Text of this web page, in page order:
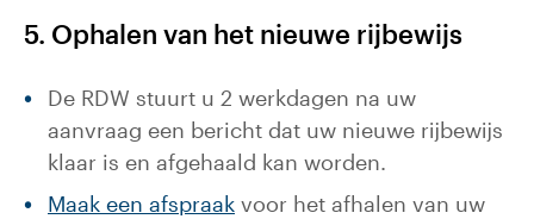
5. Ophalen van het nieuwe rijbewijs
De RDW stuurt u 2 werkdagen na uw
aanvraag een bericht dat uw nieuwe rijbewijs
klaar is en afgehaald kan worden.
Maak een afspraak voor het afhalen van uw